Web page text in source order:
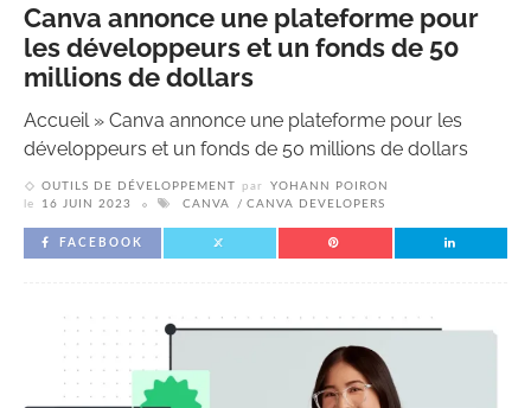
Canva annonce une plateforme pour
les développeurs et un fonds de 50
millions de dollars
Accueil» Canva annonce une plateforme pour les
développeurs et un fonds de 50 millions de dollars
OUTILS DE DÉVELOPPEMENT par
YOHANN POIRON
le
16 JUIN 2023 CANVA CANVA DEVELOPERS
FACEBOOK